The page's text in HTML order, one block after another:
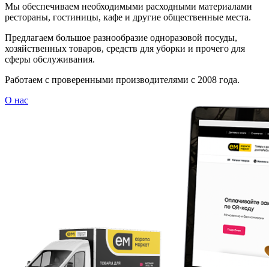
Мы обеспечиваем необходимыми расходными материалами
рестораны, гостиницы, кафе и другие общественные места.
Предлагаем большое разнообразие одноразовой посуды,
хозяйственных товаров, средств для уборки и прочего для
сферы обслуживания.
Работаем с проверенными производителями с 2008 года.
О нас